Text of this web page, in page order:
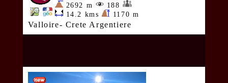
2692 m
188
14.2 kms
1170 m
Valloire- Crete Argentiere